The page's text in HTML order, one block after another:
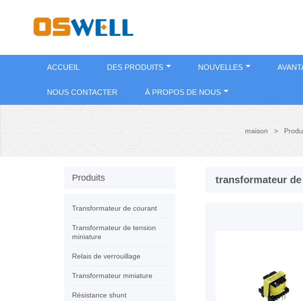
ACCUEIL DES PRODUITS NOUVELLES
NOUS CONTACTER À PROPOS DE NOUS
maison >
transformateur
Produits
Transformateur de courant
Transformateur de tension
miniature
Relais de verrouillage
Transformateur miniature
Résistance shunt